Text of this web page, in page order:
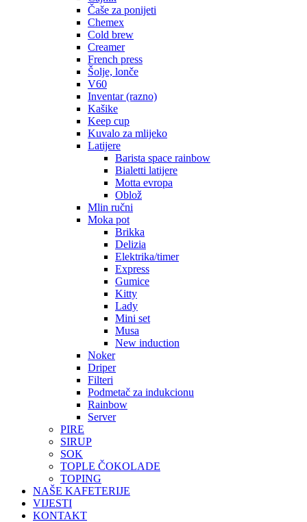
Čaše za ponijeti
Chemex
Cold brew
Creamer
French press
Šolje, lonče
V60
Inventar (razno)
Kašike
Keep cup
Kuvalo za mlijeko
Latijere
Barista space rainbow
Bialetti latijere
Motta evropa
Oblož
Mlin ručni
Moka pot
Brikka
Delizia
Elektrika/timer
Express
Gumice
Kitty
Lady
Mini set
Musa
New induction
Noker
Driper
Filteri
Podmetač za indukcionu
Rainbow
Server
PIRE
SIRUP
SOK
TOPLE ČOKOLADE
TOPING
NAŠE KAFETERIJE
VIJESTI
KONTAKT